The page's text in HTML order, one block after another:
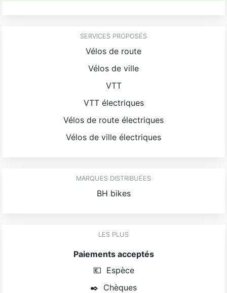
SERVICES PROPOSÉS
Vélos de route
Vélos de ville
VTT
VTT électriques
Vélos de route électriques
Vélos de ville électriques
MARQUES DISTRIBUÉES
BH bikes
LES PLUS
Paiements acceptés
💶 Espèce
✒️ Chèques